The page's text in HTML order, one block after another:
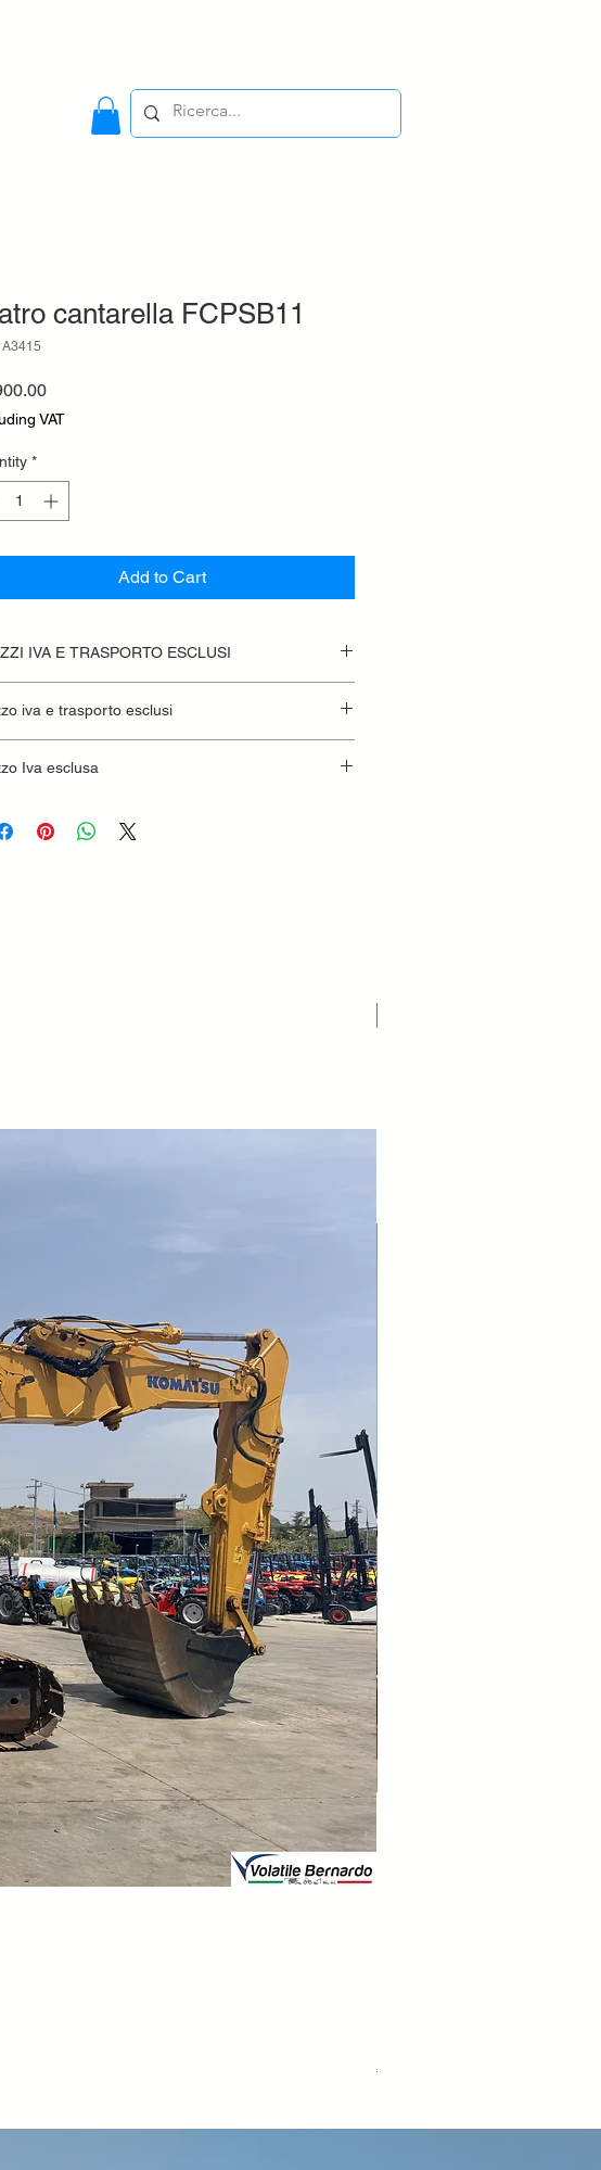
cantarella FCPSB11
A3415
Price
VAT
*
Add to Cart
IVA E TRASPORTO ESCLUSI
iva e trasporto esclusi
Iva esclusa
Price
€33,000.00